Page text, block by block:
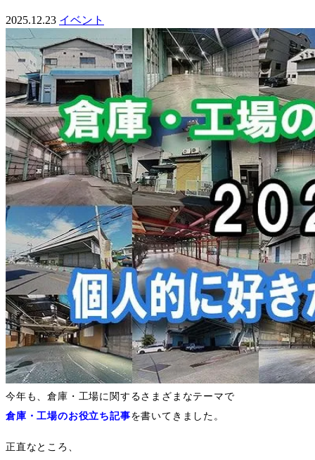
2025.12.23 イベント
今年も、倉庫・工場に関するさまざまなテーマで
倉庫・工場のお役立ち記事を書いてきました。
正直なところ、